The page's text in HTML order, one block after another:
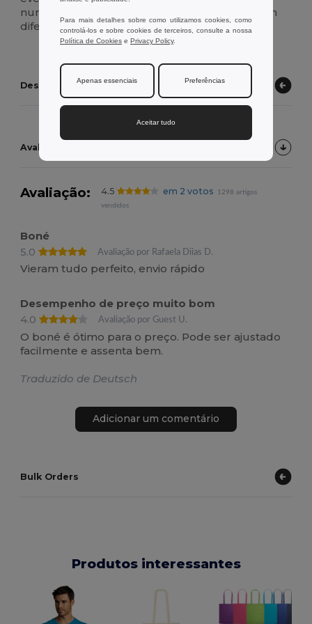
numa vasta gama de cores para combinar com
diferentes estilos ou uniformes.
Descubra outros produtos
Avaliações de Clientes do Produto
Avaliação: 4.5 em 2 votos
1298 artigos
vendidos
Boné
5.0
Avaliação por Rafaela Diias D.
Vieram tudo perfeito, envio rápido
Desempenho de preço muito bom
4.0
Avaliação por Guest U.
O boné é ótimo para o preço. Pode ser ajustado
facilmente e assenta bem.
Traduzido de Deutsch
Adicionar um comentário
Bulk Orders
Produtos interessantes
Para mais detalhes sobre como utilizamos cookies, como
controlá-los e sobre cookies de terceiros, consulte a nossa
Política de Cookies e Privacy Policy.
Apenas essenciais Preferências
Aceitar tudo